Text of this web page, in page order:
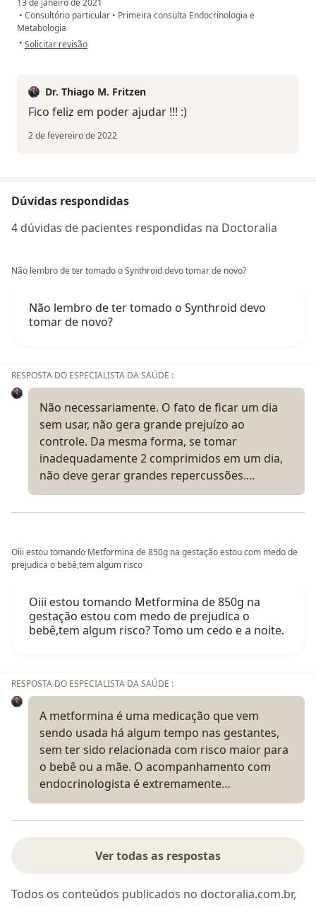
13 de janeiro de 2021
• Consultório particular • Primeira consulta Endocrinologia e
Metabologia
• na opinião do utilizador MS Almeida
Solicitar revisão
Dr. Thiago M. Fritzen
Fico feliz em poder ajudar !!! :)
2 de fevereiro de 2022
Dúvidas respondidas
4 dúvidas de pacientes respondidas na Doctoralia
Não lembro de ter tomado o Synthroid devo tomar de novo?
Não lembro de ter tomado o Synthroid devo
tomar de novo?
RESPOSTA DO ESPECIALISTA DA SAÚDE :
Não necessariamente. O fato de ficar um dia
sem usar, não gera grande prejuízo ao
controle. Da mesma forma, se tomar
inadequadamente 2 comprimidos em um dia,
não deve gerar grandes repercussões.…
Oiii estou tomando Metformina de 850g na gestação estou com medo de
prejudica o bebê,tem algum risco
Oiii estou tomando Metformina de 850g na
gestação estou com medo de prejudica o
bebê,tem algum risco? Tomo um cedo e a noite.
RESPOSTA DO ESPECIALISTA DA SAÚDE :
A metformina é uma medicação que vem
sendo usada há algum tempo nas gestantes,
sem ter sido relacionada com risco maior para
o bebê ou a mãe. O acompanhamento com
endocrinologista é extremamente…
Ver todas as respostas
Todos os conteúdos publicados no doctoralia.com.br,